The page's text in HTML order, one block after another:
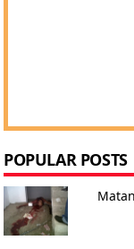
POPULAR POSTS